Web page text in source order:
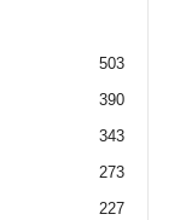
503
390
343
273
227